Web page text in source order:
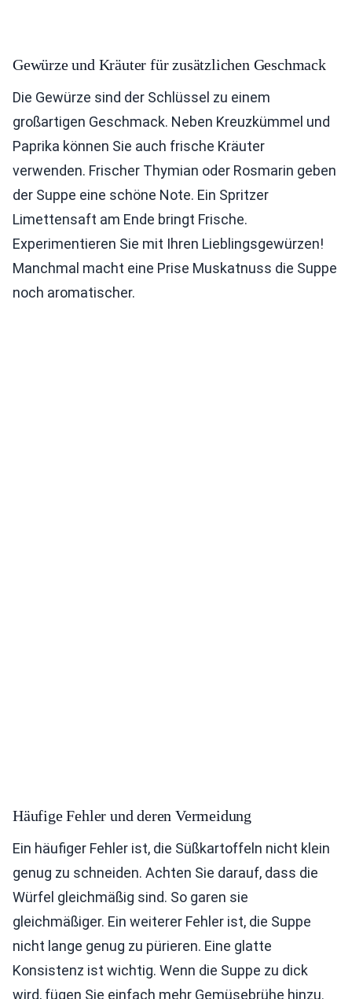
Gewürze und Kräuter für zusätzlichen Geschmack
Die Gewürze sind der Schlüssel zu einem
großartigen Geschmack. Neben Kreuzkümmel und
Paprika können Sie auch frische Kräuter
verwenden. Frischer Thymian oder Rosmarin geben
der Suppe eine schöne Note. Ein Spritzer
Limettensaft am Ende bringt Frische.
Experimentieren Sie mit Ihren Lieblingsgewürzen!
Manchmal macht eine Prise Muskatnuss die Suppe
noch aromatischer.
Häufige Fehler und deren Vermeidung
Ein häufiger Fehler ist, die Süßkartoffeln nicht klein
genug zu schneiden. Achten Sie darauf, dass die
Würfel gleichmäßig sind. So garen sie
gleichmäßiger. Ein weiterer Fehler ist, die Suppe
nicht lange genug zu pürieren. Eine glatte
Konsistenz ist wichtig. Wenn die Suppe zu dick
wird, fügen Sie einfach mehr Gemüsebrühe hinzu.